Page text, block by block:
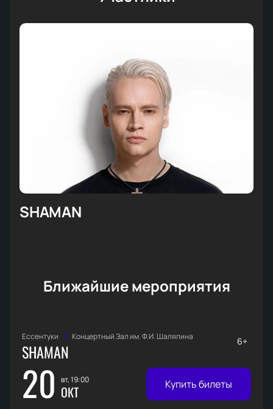
SHAMAN
Ближайшие мероприятия
Ессентуки Концертный Зал им. Ф.И. Шаляпина
SHAMAN
20 вт, 19:00
ОКТ
6+
Купить билеты